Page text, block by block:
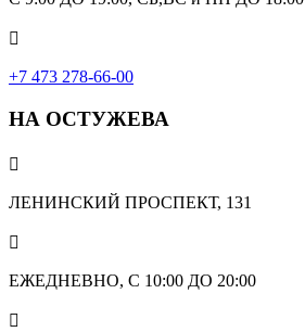

+7 473 278-66-00
НА ОСТУЖЕВА

ЛЕНИНСКИЙ ПРОСПЕКТ, 131

ЕЖЕДНЕВНО, С 10:00 ДО 20:00
